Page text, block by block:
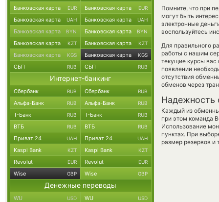
Помните, что при
могут быть
электронные
воспользуйтесь
Для правильного
работы с нашим
текущие курсы вас
появлении
отсутствия
обменов через
Надежность
Каждый из
при этом команда
Использование
пунктах. При
размер резервов и
Банковская карта EUR Банковская карта EUR
Банковская карта UAH Банковская карта UAH
Банковская карта BYN Банковская карта BYN
Банковская карта KZT Банковская карта KZT
Банковская карта KGS Банковская карта KGS
СБП RUB СБП RUB
Интернет-банкинг
Сбербанк RUB Сбербанк RUB
Альфа-Банк RUB Альфа-Банк RUB
Т-Банк RUB Т-Банк RUB
ВТБ RUB ВТБ RUB
Приват 24 UAH Приват 24 UAH
Kaspi Bank KZT Kaspi Bank KZT
Revolut EUR Revolut EUR
Wise GBP Wise GBP
Денежные переводы
WU USD WU USD